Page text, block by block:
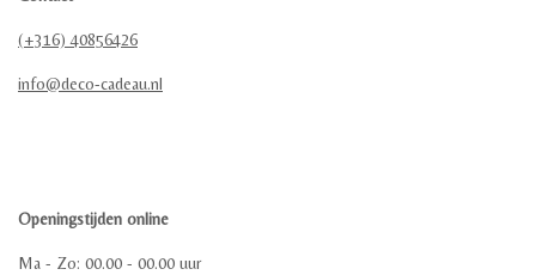
(+316) 40856426
info@deco-cadeau.nl
Openingstijden online
Ma - Zo: 00.00 - 00.00 uur